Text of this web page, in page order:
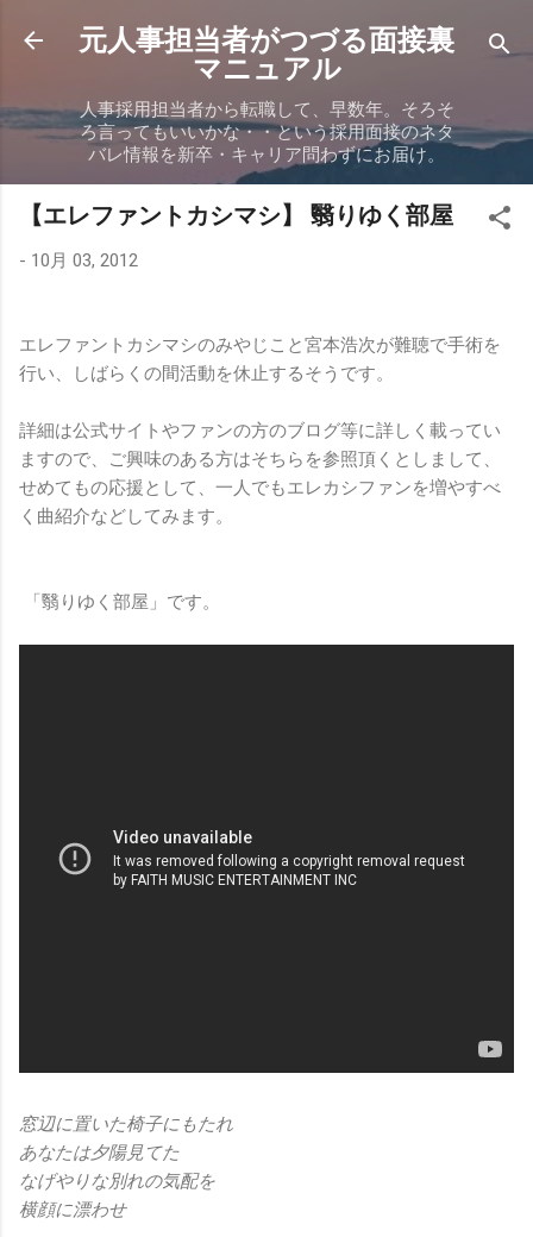
スキップしてメイン コンテンツに移動
元人事担当者がつづる面接裏
マニュアル
人事採用担当者から転職して、早数年。そろそ
ろ言ってもいいかな・・という採用面接のネタ
バレ情報を新卒・キャリア問わずにお届け。
【エレファントカシマシ】 翳りゆく部屋
- 10月 03, 2012
エレファントカシマシのみやじこと宮本浩次が難聴で手術を
行い、しばらくの間活動を休止するそうです。
詳細は公式サイトやファンの方のブログ等に詳しく載ってい
ますので、ご興味のある方はそちらを参照頂くとしまして、
せめてもの応援として、一人でもエレカシファンを増やすべ
く曲紹介などしてみます。
「翳りゆく部屋」です。
窓辺に置いた椅子にもたれ
あなたは夕陽見てた
なげやりな別れの気配を
横顔に漂わせ